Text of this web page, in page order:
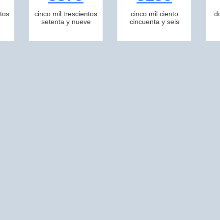
cinco mil trescientos
setenta y nueve
cinco mil ciento
cincuenta y seis